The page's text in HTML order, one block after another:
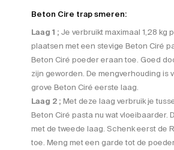
Beton Cire trap smeren:
Laag 1 ; Je verbruikt maximaal 1,28 kg
plaatsen met een stevige Beton Ciré
Beton Ciré poeder eraan toe. Goed
zijn geworden. De mengverhouding
grove Beton Ciré eerste laag.
Laag 2 ; Met deze laag verbruik je
Beton Ciré pasta nu wat vloeibaarder.
met de tweede laag. Schenk eerst de
toe. Meng met een garde tot de